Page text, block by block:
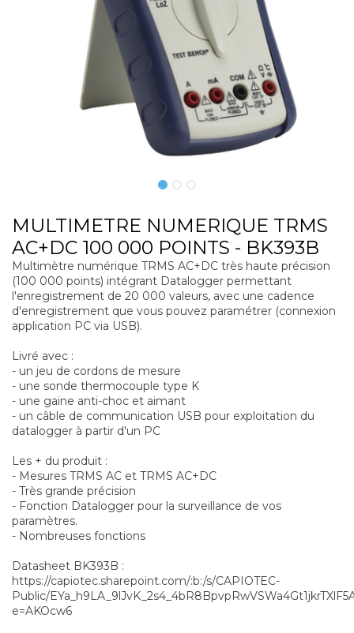
MULTIMETRE NUMERIQUE TRMS
AC+DC 100 000 POINTS - BK393B
Multimètre numérique TRMS AC+DC très haute précision
(100 000 points) intégrant Datalogger permettant
l'enregistrement de 20 000 valeurs, avec une cadence
d'enregistrement que vous pouvez paramétrer (connexion
application PC via USB).
Livré avec :
- un jeu de cordons de mesure
- une sonde thermocouple type K
- une gaine anti-choc et aimant
- un câble de communication USB pour exploitation du
datalogger à partir d'un PC
Les + du produit :
- Mesures TRMS AC et TRMS AC+DC
- Très grande précision
- Fonction Datalogger pour la surveillance de vos
paramètres.
- Nombreuses fonctions
Datasheet BK393B :
https://capiotec.sharepoint.com/:b:/s/CAPIOTEC-
Public/
e=AKOcw6